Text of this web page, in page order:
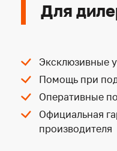
Для
Эксклюзивные
Помощь при
Оперативные
Официальная
производителя